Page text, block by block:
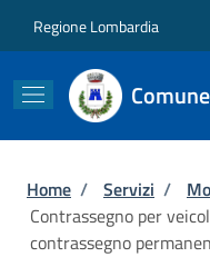
Regione Lombardia
Briciole di
Home / Servizi /
Contrassegno per
contrassegno